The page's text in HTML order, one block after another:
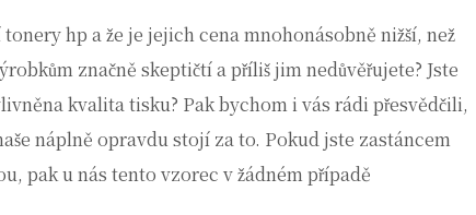
tonery hp a že je jejich cena mnohonásobně nižší, než
značně skeptičtí a příliš jim nedůvěřujete? Jste
kvalita tisku? Pak bychom i vás rádi přesvědčili,
náplně opravdu stojí za to. Pokud jste zastáncem
pak u nás tento vzorec v žádném případě